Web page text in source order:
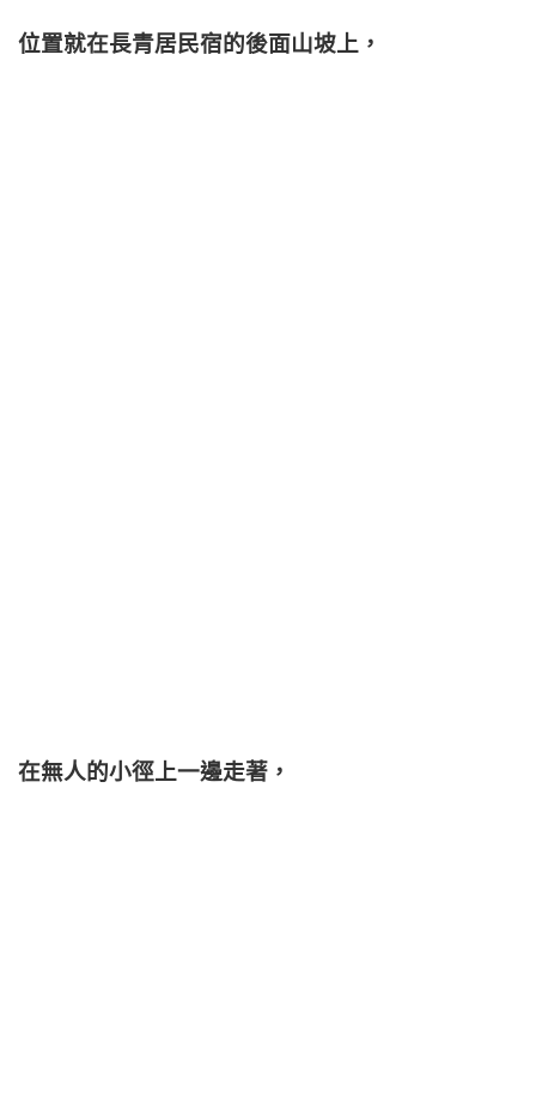
位置就在長青居民宿的後面山坡上，
在無人的小徑上一邊走著，